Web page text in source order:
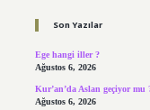
Son Yazılar
Ege hangi iller ?
Ağustos 6, 2026
Kur’an’da Aslan geçiyor mu
Ağustos 6, 2026